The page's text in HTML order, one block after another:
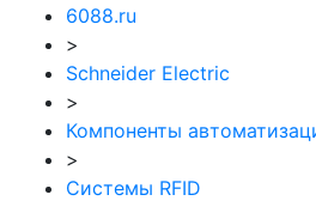
6088.ru
>
Schneider Electric
>
Компоненты
>
Системы RFID